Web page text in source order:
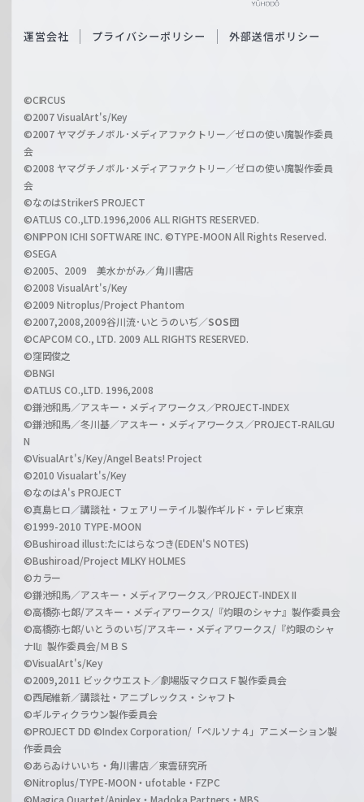
c
a
r
z
O
i
l
h
a
n
l
運営会社 プライバシーポリシー 外部送信ポリシー
©CIRCUS
©2007 VisualArt's/Key
©2007 ヤマグチノボル･メディアファクトリー／ゼロの使い魔製作委員
会
©2008 ヤマグチノボル･メディアファクトリー／ゼロの使い魔製作委員
会
©なのはStrikerS PROJECT
©ATLUS CO.,LTD.1996,2006 ALL RIGHTS RESERVED.
©NIPPON ICHI SOFTWARE INC. ©TYPE-MOON All Rights Reserved.
©SEGA
©2005、2009 美水かがみ／角川書店
©2008 VisualArt's/Key
©2009 Nitroplus/Project Phantom
©2007,2008,2009谷川流･いとうのいぢ／SOS団
©CAPCOM CO., LTD. 2009 ALL RIGHTS RESERVED.
©窪岡俊之
©BNGI
©ATLUS CO.,LTD. 1996,2008
©鎌池和馬／アスキー・メディアワークス／PROJECT-INDEX
©鎌池和馬／冬川基／アスキー・メディアワークス／PROJECT-RAILGU
N
©VisualArt's/Key/Angel Beats! Project
©2010 Visualart's/Key
©なのはA's PROJECT
©真島ヒロ／講談社・フェアリーテイル製作ギルド・テレビ東京
©1999-2010 TYPE-MOON
©Bushiroad illust:たにはらなつき(EDEN'S NOTES)
©Bushiroad/Project MILKY HOLMES
©カラー
©鎌池和馬／アスキー・メディアワークス／PROJECT-INDEX II
©高橋弥七郎/アスキー・メディアワークス/『灼眼のシャナ』製作委員会
©高橋弥七郎/いとうのいぢ/アスキー・メディアワークス/『灼眼のシャ
ナII』製作委員会/ＭＢＳ
©VisualArt's/Key
©2009,2011 ビックウエスト／劇場版マクロスＦ製作委員会
©西尾維新／講談社・アニプレックス・シャフト
©ギルティクラウン製作委員会
©PROJECT DD ©Index Corporation/「ペルソナ４」アニメーション製
作委員会
©あらゐけいいち・角川書店／東雲研究所
©Nitroplus/TYPE-MOON・ufotable・FZPC
©Magica Quartet/Aniplex・Madoka Partners・MBS